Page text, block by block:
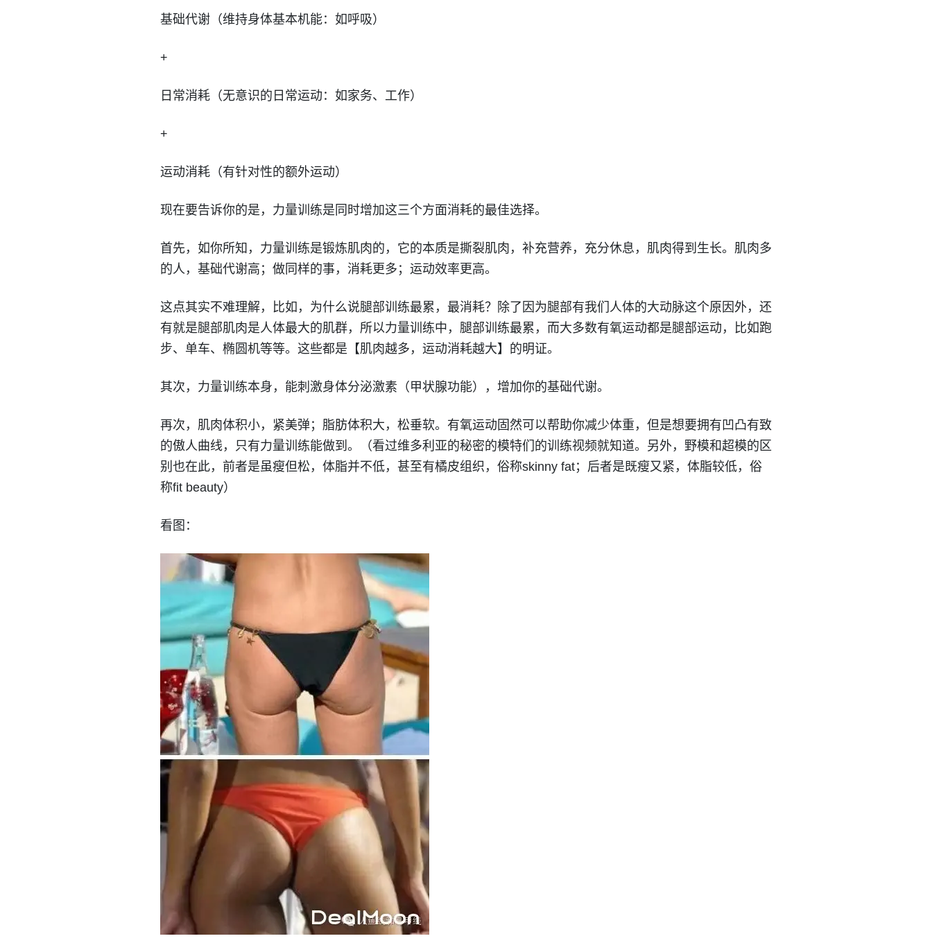
基础代谢（维持身体基本机能：如呼吸）
+
日常消耗（无意识的日常运动：如家务、工作）
+
运动消耗（有针对性的额外运动）
现在要告诉你的是，力量训练是同时增加这三个方面消耗的最佳选择。
首先，如你所知，力量训练是锻炼肌肉的，它的本质是撕裂肌肉，补充营养，充分休息，肌肉得到生长。肌肉多
的人，基础代谢高；做同样的事，消耗更多；运动效率更高。
这点其实不难理解，比如，为什么说腿部训练最累，最消耗？除了因为腿部有我们人体的大动脉这个原因外，还
有就是腿部肌肉是人体最大的肌群，所以力量训练中，腿部训练最累，而大多数有氧运动都是腿部运动，比如跑
步、单车、椭圆机等等。这些都是【肌肉越多，运动消耗越大】的明证。
其次，力量训练本身，能刺激身体分泌激素（甲状腺功能），增加你的基础代谢。
再次，肌肉体积小，紧美弹；脂肪体积大，松垂软。有氧运动固然可以帮助你减少体重，但是想要拥有凹凸有致
的傲人曲线，只有力量训练能做到。（看过维多利亚的秘密的模特们的训练视频就知道。另外，野模和超模的区
别也在此，前者是虽瘦但松，体脂并不低，甚至有橘皮组织，俗称skinny fat；后者是既瘦又紧，体脂较低，俗
称fit beauty）
看图：